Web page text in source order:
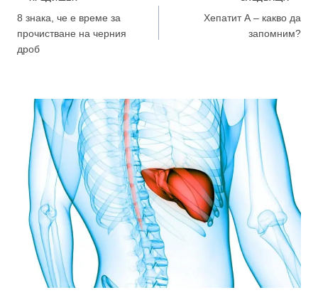
8 знака, че е време за
прочистване на черния
дроб
Хепатит А – какво да
запомним?